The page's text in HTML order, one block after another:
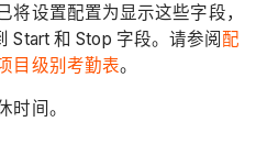
将设置配置为显示这些字段，
Start 和 Stop 字段。请参阅配
目级别考勤表。
时间。